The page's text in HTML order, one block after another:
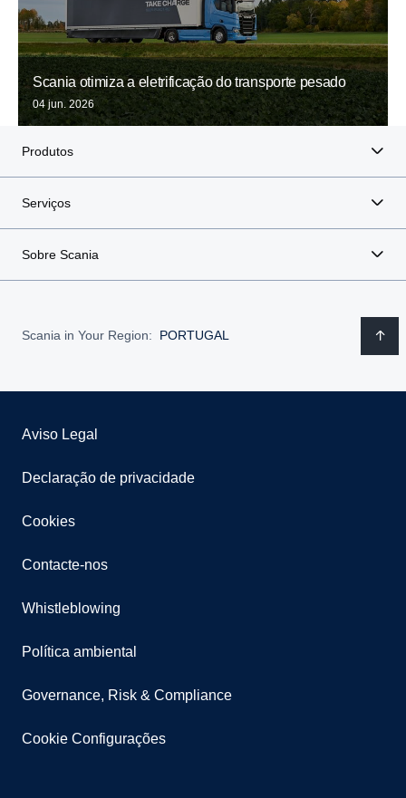
Scania otimiza a eletrificação do transporte pesado
04 jun. 2026
Produtos
Serviços
Sobre Scania
Scania in Your Region: PORTUGAL
Aviso Legal
Declaração de privacidade
Cookies
Contacte-nos
Whistleblowing
Política ambiental
Governance, Risk & Compliance
Cookie Configurações